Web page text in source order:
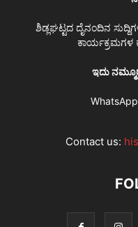
ಶಿಡ್ಲಘಟ್ಟದ ದೈನಂದಿನ
ಕಾರ್ಯಕ್ರಮಗಳ
ಇದು
Contact us: